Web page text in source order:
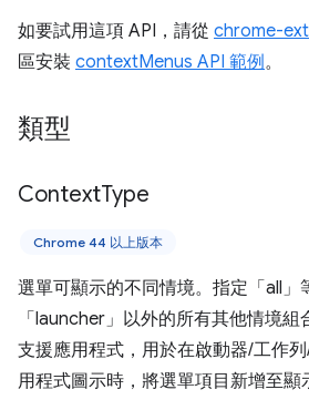
如要試用這項 API，請從 chrome-
區安裝 contextMenus API 範例。
類型
ContextType
Chrome 44 以上版本
選單可顯示的不同情境。指定「all」
「launcher」以外的所有其他情境
支援應用程式，用於在啟動器/工作
用程式圖示時，將選單項目新增至